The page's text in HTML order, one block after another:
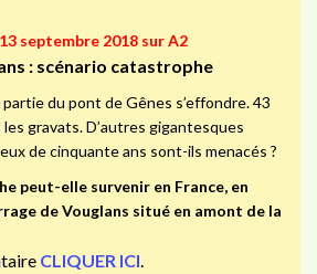
septembre 2018 sur A2
: scénario catastrophe
du pont de Gênes s’effondre. 43
gravats. D’autres gigantesques
de cinquante ans sont-ils menacés ?
peut-elle survenir en France, en
de Vouglans situé en amont de la
CLIQUER ICI